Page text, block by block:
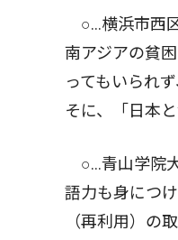
○…横浜市西
南アジアの貧
ってもいられ
そに、「日本
○…青山学院
語力も身につ
（再利用）の